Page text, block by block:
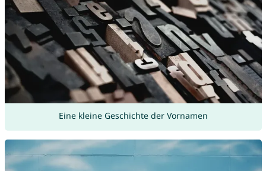
Eine kleine Geschichte der Vornamen